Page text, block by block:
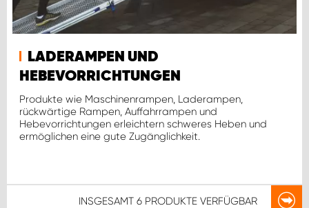
LADERAMPEN UND
HEBEVORRICHTUNGEN
Produkte wie Maschinenrampen, Laderampen,
rückwärtige Rampen, Auffahrrampen und
Hebevorrichtungen erleichtern schweres Heben und
ermöglichen eine gute Zugänglichkeit.
INSGESAMT 6 PRODUKTE VERFÜGBAR